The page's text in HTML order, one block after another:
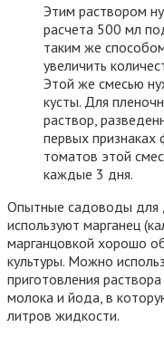
Этим раствором
расчета 500 мл
таким же
увеличить
Этой же смесью
кусты. Для
раствор,
первых
томатов этой
каждые 3 дня.
Опытные садоводы для
используют марганец
марганцовкой хорошо
культуры. Можно
приготовления
молока и йода, в
литров жидкости.